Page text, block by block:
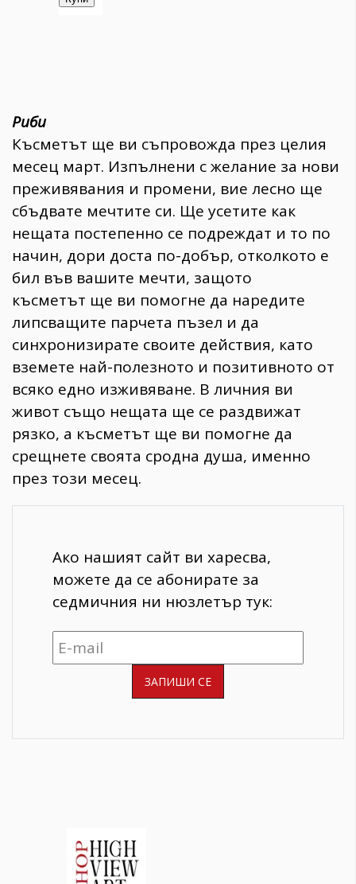
Риби
Късметът ще ви съпровожда през целия
месец март. Изпълнени с желание за нови
преживявания и промени, вие лесно ще
сбъдвате мечтите си. Ще усетите как
нещата постепенно се подреждат и то по
начин, дори доста по-добър, отколкото е
бил във вашите мечти, защото
късметът ще ви помогне да наредите
липсващите парчета пъзел и да
синхронизирате своите действия, като
вземете най-полезното и позитивното от
всяко едно изживяване. В личния ви
живот също нещата ще се раздвижат
рязко, а късметът ще ви помогне да
срещнете своята сродна душа, именно
през този месец.
Ако нашият сайт ви харесва,
можете да се абонирате за
седмичния ни нюзлетър тук: